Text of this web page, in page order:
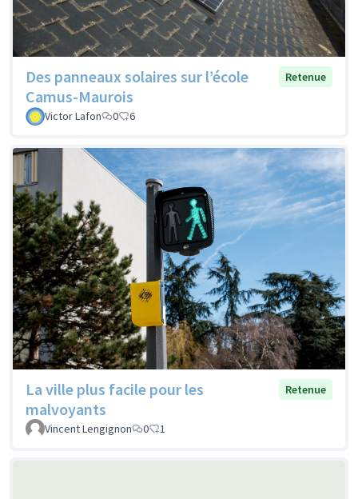
Des panneaux solaires sur l’école
Camus-Maurois
Retenue
Victor Lafon 0 6
La ville plus facile pour les
malvoyants
Retenue
Vincent Lengignon 0 1